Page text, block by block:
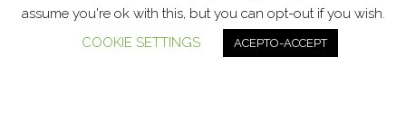
Funciona gracias aWordPress |Tema:Head Blog
assume you're ok with this, but you can opt-out if you wish.
COOKIE SETTINGS
ACEPTO-ACCEPT
Social media & sharing icons powered byUltimatelySocial